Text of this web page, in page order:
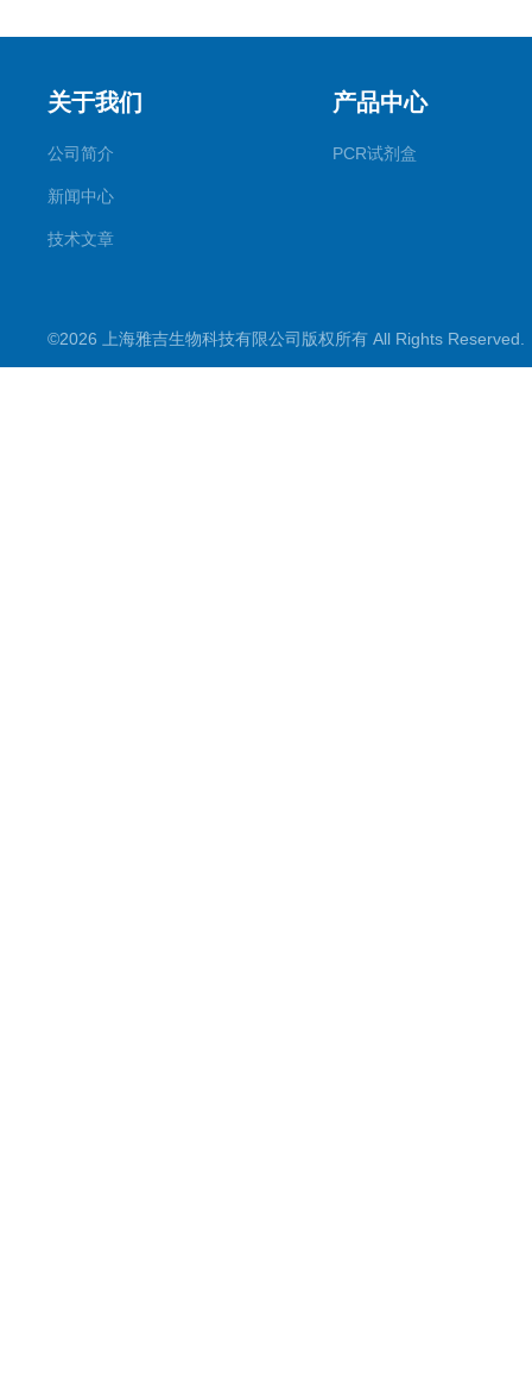
关于我们
公司简介
新闻中心
技术文章
产品中心
PCR试剂盒
©2026 上海雅吉生物科技有限公司版权所有 All Rights